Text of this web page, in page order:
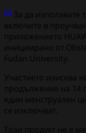
[2] За да използвате
включите в
приложението
инициирано от
Fudan University.
Участието изисква
продължение на 14
един менструален
се изключват.
Този продукт не е